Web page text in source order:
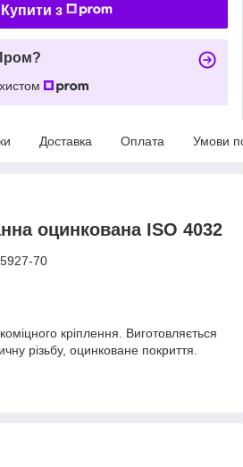
Купити з
Доставка Оплата Умови
оцинкована ISO 4032
70
кріплення. Виготовляється
різьбу, оцинковане покриття.